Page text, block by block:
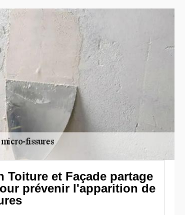
Toiture et Façade partage
prévenir l'apparition de